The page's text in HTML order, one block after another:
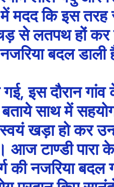
मदद कि इस
से लतपथ हों कर
बदल
इस दौरान गांव
बताये साथ में
खड़ा हो कर
आज टाण्डी
की नजरिया